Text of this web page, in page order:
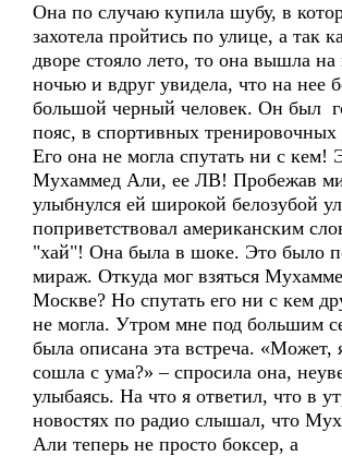
Она по случаю купила шубу, в
захотела пройтись по улице, а так
дворе стояло лето, то она вышла на
ночью и вдруг увидела, что на нее
большой черный человек. Он был
пояс, в спортивных
Его она не могла спутать ни с кем!
Мухаммед Али, ее ЛВ! Пробежав
улыбнулся ей широкой белозубой
поприветствовал американским
"хай"! Она была в шоке. Это было
мираж. Откуда мог взяться
Москве? Но спутать его ни с кем
не могла. Утром мне под большим
была описана эта встреча. «Может,
сошла с ума?» – спросила она,
улыбаясь. На что я ответил, что в
новостях по радио слышал, что
Али теперь не просто боксер, а